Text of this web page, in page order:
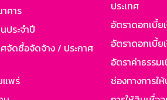
คาร
ประจำปี
ศจัดซื้อจัดจ้าง / ประกาศ
แพร่
ประเทศ
อัตราดอกเบี้ย
อัตราดอกเบี้ย
อัตราค่าธรรม
ช่องทางการใ